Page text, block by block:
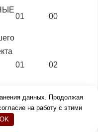
01 00
01 02
01 02
данных. Продолжая
на работу с этими
OK